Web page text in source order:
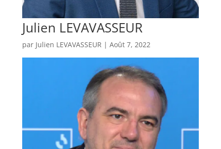
Julien LEVAVASSEUR
par Julien LEVAVASSEUR | Août 7, 2022